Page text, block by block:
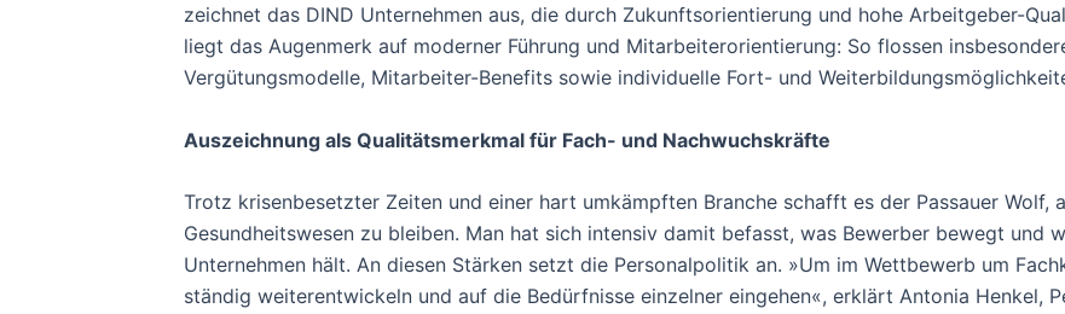
zeichnet das DIND Unternehmen aus, die durch Zukunftsorientierung und hohe Arbeitgeber-
liegt das Augenmerk auf moderner Führung und Mitarbeiterorientierung: So flossen
Vergütungsmodelle, Mitarbeiter-Benefits sowie individuelle Fort- und
Auszeichnung als Qualitätsmerkmal für Fach- und Nachwuchskräfte
Trotz krisenbesetzter Zeiten und einer hart umkämpften Branche schafft es der Passauer Wolf,
Gesundheitswesen zu bleiben. Man hat sich intensiv damit befasst, was Bewerber bewegt und
Unternehmen hält. An diesen Stärken setzt die Personalpolitik an. »Um im Wettbewerb um
ständig weiterentwickeln und auf die Bedürfnisse einzelner eingehen«, erklärt Antonia Henkel,